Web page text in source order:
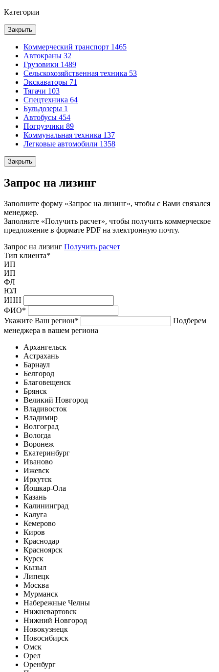
Категории
Закрыть
Коммерческий транспорт 1465
Автокраны 32
Грузовики 1489
Сельскохозяйственная техника 53
Экскаваторы 71
Тягачи 103
Спецтехника 64
Бульдозеры 1
Автобусы 454
Погрузчики 89
Коммунальная техника 137
Легковые автомобили 1358
Закрыть
Запрос на лизинг
Заполните форму «Запрос на лизинг», чтобы с Вами связался
менеджер.
Заполните «Получить расчет», чтобы получить коммерческое
предложение в формате PDF на электронную почту.
Запрос на лизинг Получить расчет
Тип клиента*
ИП
ИП
ФЛ
ЮЛ
ИНН
ФИО*
Укажите Ваш регион*
Подберем
менеджера в вашем региона
Архангельск
Астрахань
Барнаул
Белгород
Благовещенск
Брянск
Великий Новгород
Владивосток
Владимир
Волгоград
Вологда
Воронеж
Екатеринбург
Иваново
Ижевск
Иркутск
Йошкар-Ола
Казань
Калининград
Калуга
Кемерово
Киров
Краснодар
Красноярск
Курск
Кызыл
Липецк
Москва
Мурманск
Набережные Челны
Нижневартовск
Нижний Новгород
Новокузнецк
Новосибирск
Омск
Орел
Оренбург